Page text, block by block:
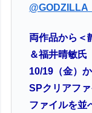
両作品から＜
＆福井晴敏氏
10/19（金）
SPクリアフ
ファイルを並